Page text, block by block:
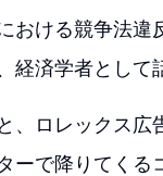
おける競争法
経済学者として
、ロレックス広
ーで降りてくる